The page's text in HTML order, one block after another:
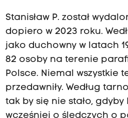
Stanisław P. został
dopiero w 2023 roku.
jako duchowny w latach
82 osoby na terenie
Polsce. Niemal wszystkie
przedawniły. Według
tak by się nie stało,
wcześniej o śledczych o